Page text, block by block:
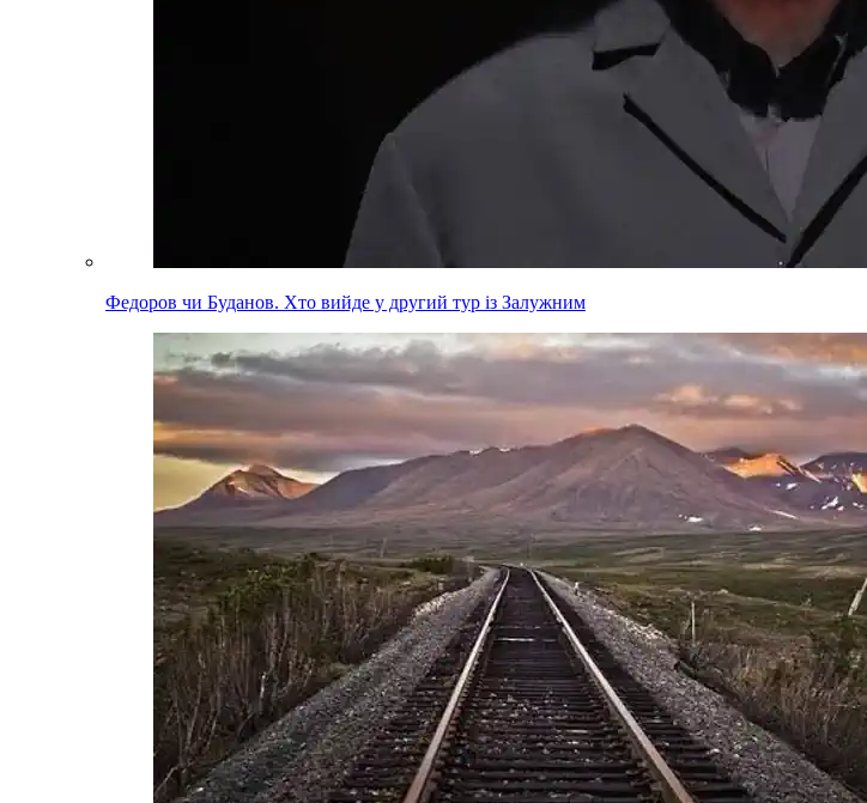
Федоров чи Буданов. Хто вийде у другий тур із Залужним